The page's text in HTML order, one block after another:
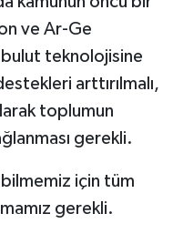
ve Ar-Ge
bulut teknolojisine
arttırılmalı,
toplumun
gerekli.
için tüm
gerekli.